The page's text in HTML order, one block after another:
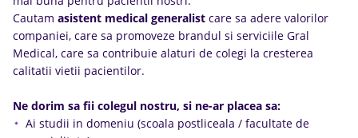
Cautam asistent medical generalist care sa adere valorilor
companiei, care sa promoveze brandul si serviciile Gral
Medical, care sa contribuie alaturi de colegi la cresterea
calitatii vietii pacientilor.
Ne dorim sa fii colegul nostru, si ne-ar placea sa:
Ai studii in domeniu (scoala postliceala / facultate de